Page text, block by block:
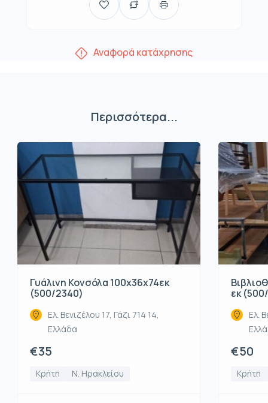
Αναφορά κατάχρησης
Περισσότερα...
Γυάλινη Κονσόλα 100x36x74εκ
(500/2340)
Ελ. Βενιζέλου 17, Γάζι 714 14,
Ελλάδα
€35
Κρήτη Ν. Ηρακλείου
εκ
Ελ.
€50
Κρήτη